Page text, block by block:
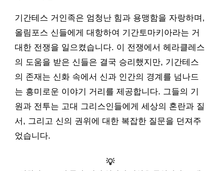
기간테스 거인족은 엄청난 힘과 용맹함을 자랑하며,
올림포스 신들에게 대항하여 기간토마키아라는 거
대한 전쟁을 일으켰습니다. 이 전쟁에서 헤라클레스
의 도움을 받은 신들은 결국 승리했지만, 기간테스
의 존재는 신화 속에서 신과 인간의 경계를 넘나드
는 흥미로운 이야기 거리를 제공합니다. 그들의 기
원과 전투는 고대 그리스인들에게 세상의 혼란과 질
서, 그리고 신의 권위에 대한 복잡한 질문을 던져주
었습니다.
💡